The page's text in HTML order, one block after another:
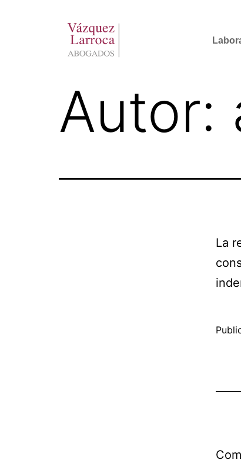
Vázquez
Larroca
Abogados
Autor:
La